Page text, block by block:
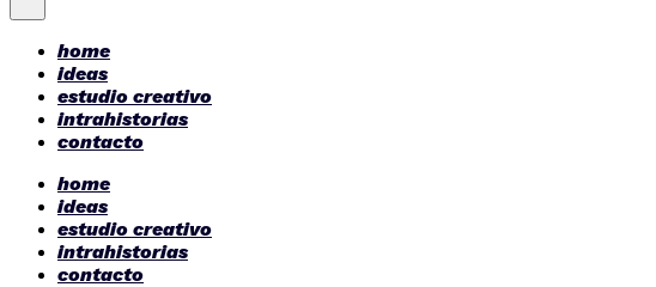
home
ideas
estudio creativo
intrahistorias
contacto
home
ideas
estudio creativo
intrahistorias
contacto